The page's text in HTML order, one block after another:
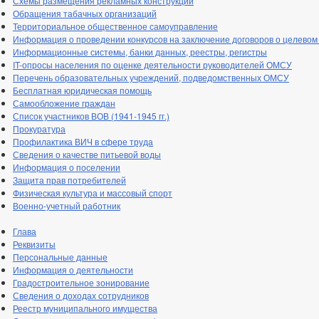
Обращения табачных организаций
Территориальное общественное самоуправление
Информация о проведении конкурсов на заключение договоров о
Информационные системы, банки данных, реестры, регистры
IT-опросы населения по оценке деятельности руководителей ОМСУ
Перечень образовательных учреждений, подведомственных ОМСУ
Бесплатная юридическая помощь
Самообложение граждан
Список участников ВОВ (1941-1945 гг.)
Прокуратура
Профилактика ВИЧ в сфере труда
Сведения о качестве питьевой воды
Информация о поселении
Защита прав потребителей
Физическая культура и массовый спорт
Военно-учетный работник
Глава
Реквизиты
Персональные данные
Информация о деятельности
Градостроительное зонирование
Сведения о доходах сотрудников
Реестр муниципального имущества